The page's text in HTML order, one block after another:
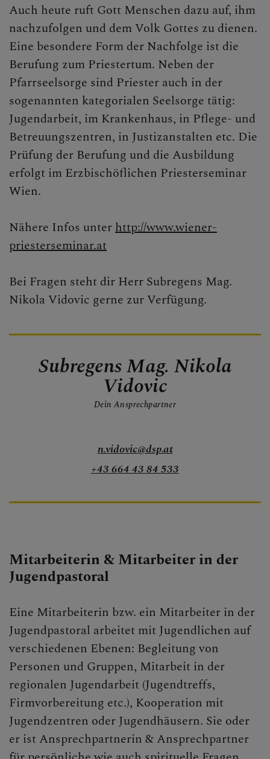
Auch heute ruft Gott Menschen dazu auf, ihm
nachzufolgen und dem Volk Gottes zu dienen.
Eine besondere Form der Nachfolge ist die
Berufung zum Priestertum. Neben der
Pfarrseelsorge sind Priester auch in der
sogenannten kategorialen Seelsorge tätig:
Jugendarbeit, im Krankenhaus, in Pflege- und
Betreuungszentren, in Justizanstalten etc. Die
Prüfung der Berufung und die Ausbildung
erfolgt im Erzbischöflichen Priesterseminar
Wien.
Nähere Infos unterhttp://www.wiener-
priesterseminar.at
Bei Fragen steht dir Herr Subregens Mag.
Nikola Vidovic gerne zur Verfügung.
Subregens Mag. Nikola
Vidovic
Dein Ansprechpartner
n.vidovic@dsp.at
+43 664 43 84 533
Mitarbeiterin & Mitarbeiter in der
Jugendpastoral
Eine Mitarbeiterin bzw. ein Mitarbeiter in der
Jugendpastoral arbeitet mit Jugendlichen auf
verschiedenen Ebenen: Begleitung von
Personen und Gruppen, Mitarbeit in der
regionalen Jugendarbeit (Jugendtreffs,
Firmvorbereitung etc.), Kooperation mit
Jugendzentren oder Jugendhäusern. Sie oder
er ist Ansprechpartnerin & Ansprechpartner